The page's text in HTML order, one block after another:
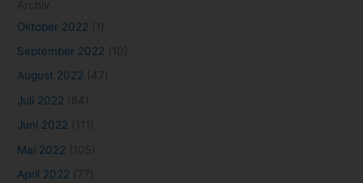
Oktober 2022
September 2022
August 2022
Juli 2022
Juni 2022
Mai 2022
April 2022